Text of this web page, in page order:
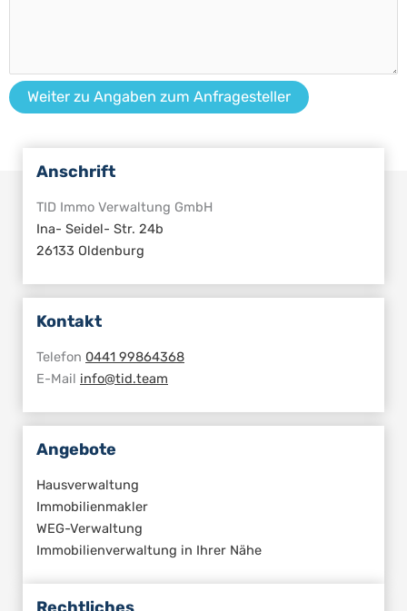
Anschrift
TID Immo Verwaltung GmbH
Ina- Seidel- Str. 24b
26133 Oldenburg
Kontakt
Telefon 0441 99864368
E-Mail info@tid.team
Angebote
Hausverwaltung
Immobilienmakler
WEG-Verwaltung
Immobilienverwaltung in Ihrer Nähe